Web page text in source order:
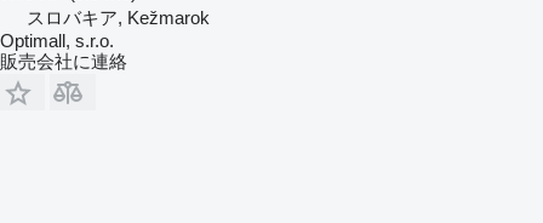
スロバキア, Kežmarok
Optimall, s.r.o.
販売会社に連絡